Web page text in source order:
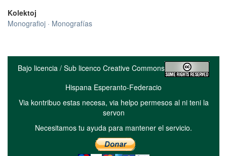
Kolektoj
Monografioj · Monografías
Bajo licencia / Sub licenco Creative Commons
Hispana Esperanto-Federacio
Via kontribuo estas necesa, via helpo permesos al ni teni la
servon
Necesitamos tu ayuda para mantener el servicio.